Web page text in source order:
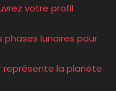
votre profil
phases lunaires pour
représente la planète